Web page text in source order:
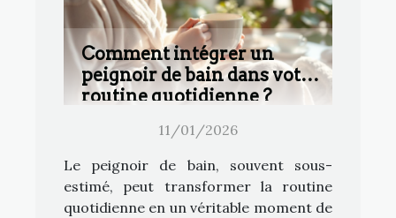
Comment intégrer un
peignoir de bain dans votre
routine quotidienne ?
11/01/2026
Le peignoir de bain, souvent sous-
estimé, peut transformer la routine
quotidienne en un véritable moment de